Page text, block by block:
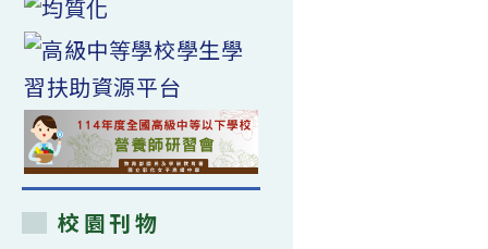
校園刊物